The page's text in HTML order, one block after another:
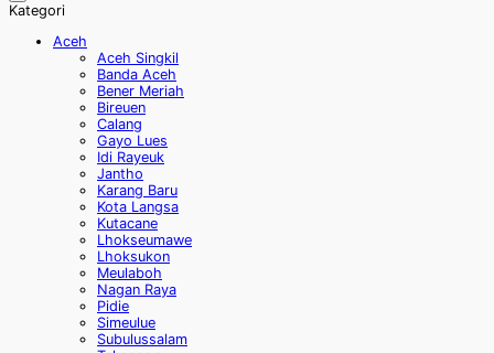
Kategori
Aceh
Aceh Singkil
Banda Aceh
Bener Meriah
Bireuen
Calang
Gayo Lues
Idi Rayeuk
Jantho
Karang Baru
Kota Langsa
Kutacane
Lhokseumawe
Lhoksukon
Meulaboh
Nagan Raya
Pidie
Simeulue
Subulussalam